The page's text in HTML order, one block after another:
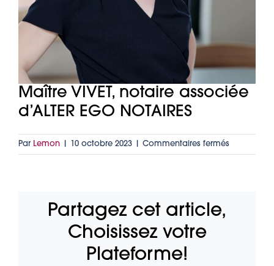
Maître VIVET, notaire associée
d’ALTER EGO NOTAIRES
Par Lemon 10 octobre 2023 Commentaires ferméssur
Maître
Partagez cet article,
Choisissez votre
Plateforme!